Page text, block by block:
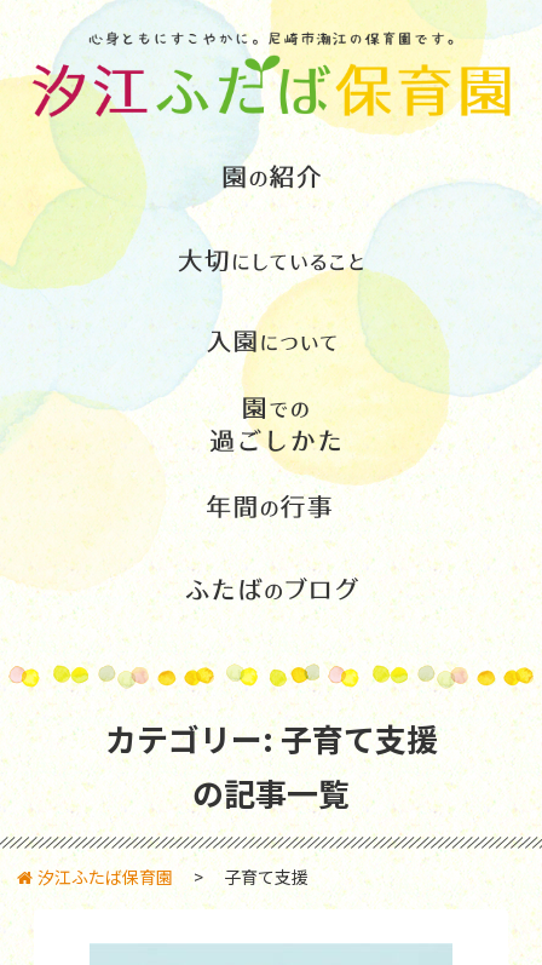
カテゴリー:子育て支援
の記事一覧
汐江ふたば保育園 > 子育て支援